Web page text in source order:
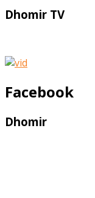
Dhomir TV
Facebook
Dhomir